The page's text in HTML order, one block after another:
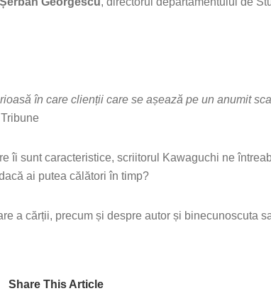
în care clienții care se așează pe un anumit
îi sunt caracteristice, scriitorul Kawaguchi ne
ai putea călători în timp?
a cărții, precum și despre autor și binecunoscuta
Share This Article